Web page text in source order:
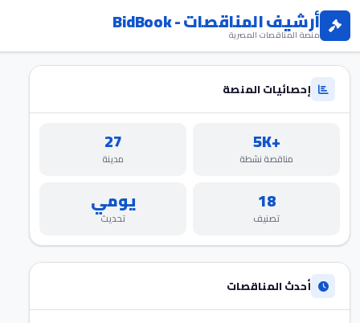
أرشيف المناقصات - BidBook
منصة المناقصات المصرية
إحصائيات المنصة
+5K
مناقصة نشطة
27
مدينة
18
تصنيف
يومي
تحديث
أحدث المناقصات